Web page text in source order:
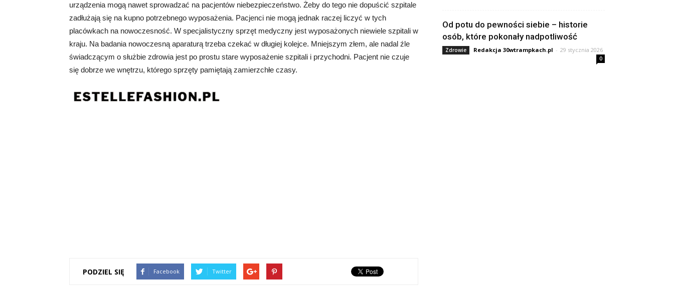
urządzenia mogą nawet sprowadzać na pacjentów niebezpieczeństwo. Żeby do tego nie dopuścić szpitale
zadłużają się na kupno potrzebnego wyposażenia. Pacjenci nie mogą jednak raczej liczyć w tych
placówkach na nowoczesność. W specjalistyczny sprzęt medyczny jest wyposażonych niewiele szpitali w
kraju. Na badania nowoczesną aparaturą trzeba czekać w długiej kolejce. Mniejszym złem, ale nadal źle
świadczącym o służbie zdrowia jest po prostu stare wyposażenie szpitali i przychodni. Pacjent nie czuje
się dobrze we wnętrzu, którego sprzęty pamiętają zamierzchłe czasy.
PODZIEL SIĘ Facebook Twitter
Od potu do pewności siebie – historie
osób, które pokonały nadpotliwość
Zdrowie Redakcja 30wtrampkach.pl - 29 stycznia 2026
0